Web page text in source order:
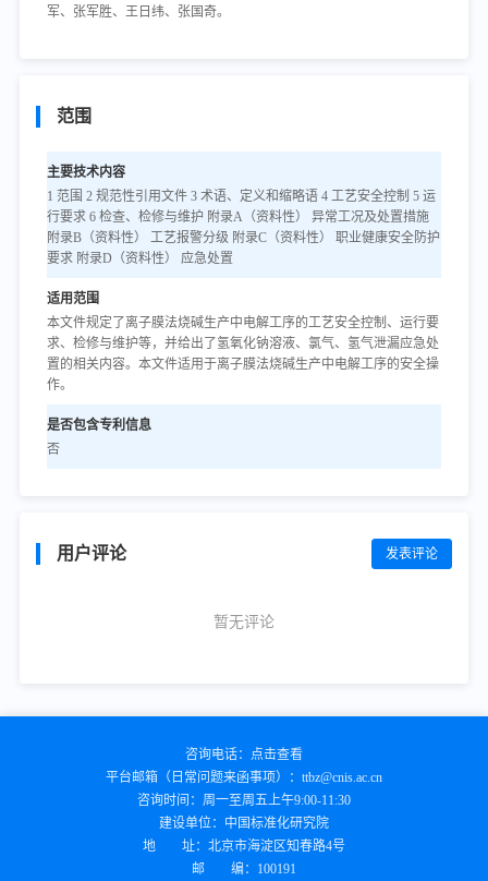
军、张军胜、王日纬、张国奇。
范围
主要技术内容
1 范围 2 规范性引用文件 3 术语、定义和缩略语 4 工艺安全控制 5 运
行要求 6 检查、检修与维护 附录A（资料性） 异常工况及处置措施
附录B（资料性） 工艺报警分级 附录C（资料性） 职业健康安全防护
要求 附录D（资料性） 应急处置
适用范围
本文件规定了离子膜法烧碱生产中电解工序的工艺安全控制、运行要
求、检修与维护等，并给出了氢氧化钠溶液、氯气、氢气泄漏应急处
置的相关内容。本文件适用于离子膜法烧碱生产中电解工序的安全操
作。
是否包含专利信息
否
用户评论 发表评论
暂无评论
建设单位： 中国标准化研究院
地 址： 北京市海淀区知春路4号
邮 编： 100191
咨询电话： 点击查看
平台邮箱（日常问题来函事项）： ttbz@cnis.ac.cn
咨询时间： 周一至周五上午9:00-11:30